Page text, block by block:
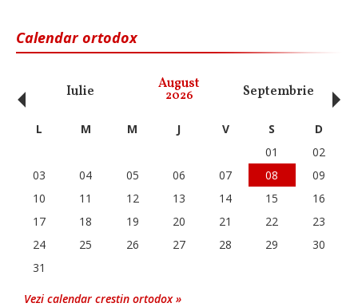
Calendar ortodox
Iulie August
2026 Septembrie
‹ L M M J V S
D
01
02
03
04 05 06 07 08
09
10
11 12 13 14 15
16
17
18 19 20 21 22
23
24
25 26 27 28 29
30
31
Vezi calendar crestin ortodox »